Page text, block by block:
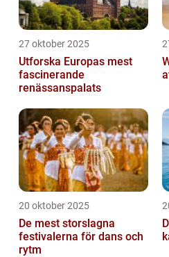
27 oktober 2025
Utforska Europas mest
fascinerande
renässanspalats
20 oktober 2025
De mest storslagna
festivalerna för dans och
rytm